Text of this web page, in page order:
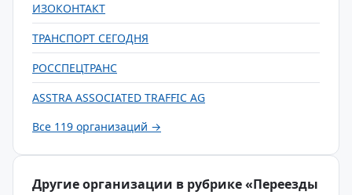
ИЗОКОНТАКТ
ТРАНСПОРТ СЕГОДНЯ
РОССПЕЦТРАНС
ASSTRA ASSOCIATED TRAFFIC AG
Все 119 организаций →
Другие организации в рубрике «Переезды